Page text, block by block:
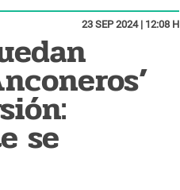
23 SEP 2024 | 12:08 H
se